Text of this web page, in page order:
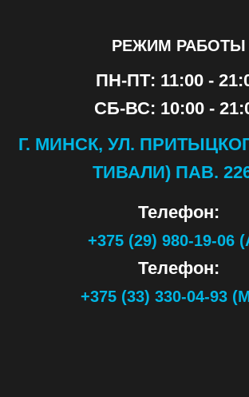
РЕЖИМ РАБОТЫ
ПН-ПТ: 11:00 -
СБ-ВС: 10:00 -
Г. МИНСК, УЛ.
ТИВАЛИ) ПАВ.
Телефон:
+375 (29) 980-19-06
Телефон:
+375 (33) 330-04-93